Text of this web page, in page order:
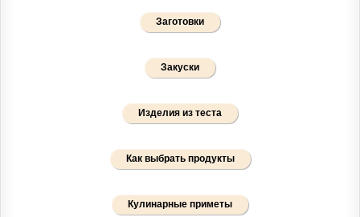
Заготовки
Закуски
Изделия из теста
Как выбрать продукты
Кулинарные приметы